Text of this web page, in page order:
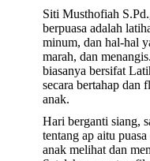
Siti Musthofiah
berpuasa adalah
minum, dan hal-hal
marah, dan
biasanya bersifat
secara bertahap dan
anak.
Hari berganti siang,
tentang ap aitu
anak melihat dan